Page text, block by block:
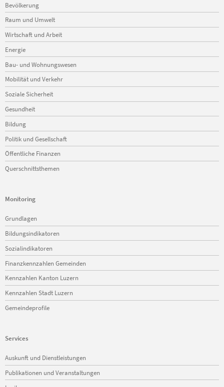
überspringen
Bevölkerung
Raum und Umwelt
Wirtschaft und Arbeit
Energie
Bau- und Wohnungswesen
Mobilität und Verkehr
Soziale Sicherheit
Gesundheit
Bildung
Politik und Gesellschaft
Öffentliche Finanzen
Querschnittsthemen
Monitoring
Navigation
überspringen
Grundlagen
Bildungsindikatoren
Sozialindikatoren
Finanzkennzahlen Gemeinden
Kennzahlen Kanton Luzern
Kennzahlen Stadt Luzern
Gemeindeprofile
Services
Navigation
überspringen
Auskunft und Dienstleistungen
Publikationen und Veranstaltungen